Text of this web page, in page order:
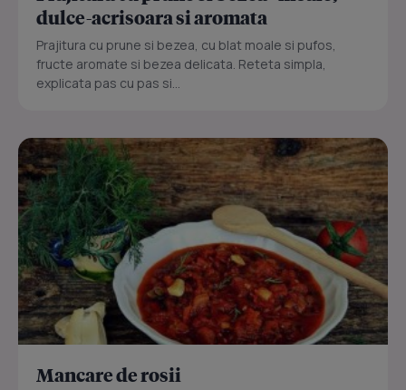
dulce-acrisoara si aromata
Prajitura cu prune si bezea, cu blat moale si pufos,
fructe aromate si bezea delicata. Reteta simpla,
explicata pas cu pas si...
Mancare de rosii